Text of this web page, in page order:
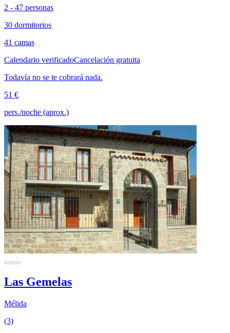
2 - 47 personas
30 dormitorios
41 camas
Calendario verificadoCancelación gratuita
Todavía no se te cobrará nada.
51 €
pers./noche (aprox.)
Las Gemelas
Mélida
(3)